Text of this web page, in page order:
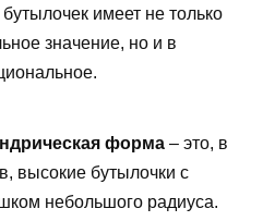
имеет не только
значение, но и в
форма – это, в
высокие бутылочки с
небольшого радиуса.